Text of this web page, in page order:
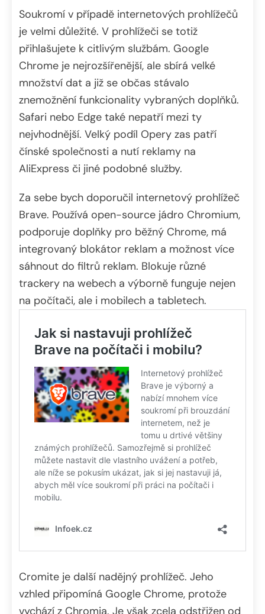
Soukromí v případě internetových prohlížečů
je velmi důležité. V prohlížeči se totiž
přihlašujete k citlivým službám. Google
Chrome je nejrozšířenější, ale sbírá velké
množství dat a již se občas stávalo
znemožnění funkcionality vybraných doplňků.
Safari nebo Edge také nepatří mezi ty
nejvhodnější. Velký podíl Opery zas patří
čínské společnosti a nutí reklamy na
AliExpress či jiné podobné služby.
Za sebe bych doporučil internetový prohlížeč
Brave. Používá open-source jádro Chromium,
podporuje doplňky pro běžný Chrome, má
integrovaný blokátor reklam a možnost více
sáhnout do filtrů reklam. Blokuje různé
trackery na webech a výborně funguje nejen
na počítači, ale i mobilech a tabletech.
Cromite je další nadějný prohlížeč. Jeho
vzhled připomíná Google Chrome, protože
vychází z Chromia. Je však zcela odstřižen od